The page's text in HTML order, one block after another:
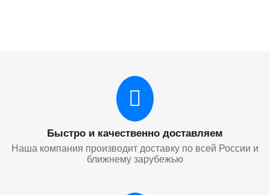
Быстро и качественно доставляем
Наша компания производит доставку по всей России и
ближнему зарубежью